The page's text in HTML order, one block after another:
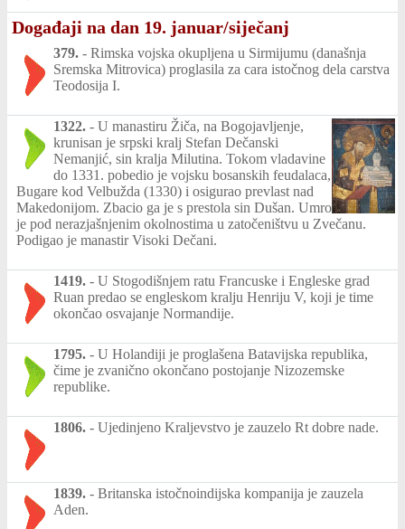
Događaji na dan 19. januar/siječanj
379. - Rimska vojska okupljena u Sirmijumu (današnja
Sremska Mitrovica) proglasila za cara istočnog dela carstva
Teodosija I.
1322. - U manastiru Žiča, na Bogojavljenje,
krunisan je srpski kralj Stefan Dečanski
Nemanjić, sin kralja Milutina. Tokom vladavine
do 1331. pobedio je vojsku bosanskih feudalaca,
Bugare kod Velbužda (1330) i osigurao prevlast nad
Makedonijom. Zbacio ga je s prestola sin Dušan. Umro
je pod nerazjašnjenim okolnostima u zatočeništvu u Zvečanu.
Podigao je manastir Visoki Dečani.
1419. - U Stogodišnjem ratu Francuske i Engleske grad
Ruan predao se engleskom kralju Henriju V, koji je time
okončao osvajanje Normandije.
1795. - U Holandiji je proglašena Batavijska republika,
čime je zvanično okončano postojanje Nizozemske
republike.
1806. - Ujedinjeno Kraljevstvo je zauzelo Rt dobre nade.
1839. - Britanska istočnoindijska kompanija je zauzela
Aden.